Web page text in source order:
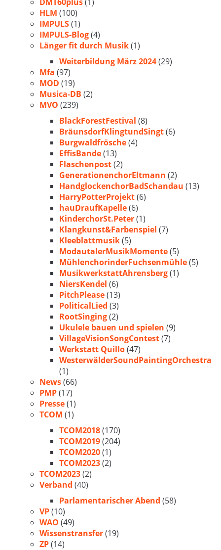
HLM (100)
IMPULS(1)
IMPULS-Blog(4)
Länger fit durch Musik(1)
Weiterbildung März 2024(29)
Mfa (97)
MOD (19)
Musica-DB (2)
MVO (239)
BlackForestFestival (8)
BräunsdorfKlingtundSingt(6)
Burgwaldfrösche(4)
EffisBande(13)
Flaschenpost(2)
GenerationenchorEltmann (2)
HandglockenchorBadSchandau (13)
HarryPotterProjekt(6)
hauDraufKapelle(6)
KinderchorSt.Peter(1)
Klangkunst&Farbenspiel (7)
Kleeblattmusik(5)
ModautalerMusikMomente(5)
MühlenchorinderFuchsenmühle(5)
MusikwerkstattAhrensberg(1)
NiersKendel (6)
PitchPlease(13)
PoliticalLied (3)
RootSinging(2)
Ukulele bauen und spielen (9)
VillageVisionSongContest(7)
Werkstatt Quillo(47)
WesterwälderSoundPaintingOrchestra
(1)
News(66)
PMP(17)
Presse(1)
TCOM (1)
TCOM2018(170)
TCOM2019(204)
TCOM2020(1)
TCOM2023(2)
TCOM2023(2)
Verband (40)
Parlamentarischer Abend (58)
VP(10)
WAO (49)
Wissenstransfer(19)
ZP(14)